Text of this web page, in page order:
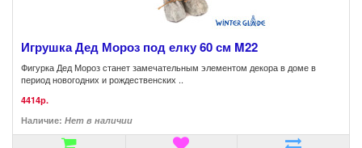
Игрушка Дед Мороз под елку 60 см M22
Фигурка Дед Мороз станет замечательным элементом декора в доме в
период новогодних и рождественских ..
4414р.
Наличие: Нет в наличии